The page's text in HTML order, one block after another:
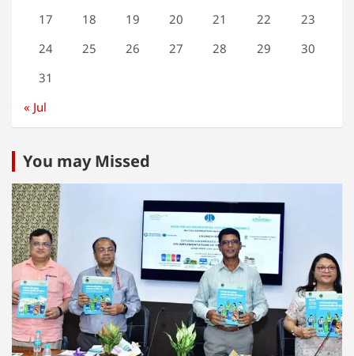
17
18 19 20 21 22
23
24
25 26 27 28 29
30
31
« Jul
You may Missed